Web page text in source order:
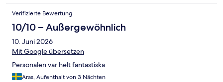
Verifizierte Bewertung
10/10 – Außergewöhnlich
10. Juni 2026
Mit Google übersetzen
Personalen var helt fantastiska
Aras, Aufenthalt von 3 Nächten